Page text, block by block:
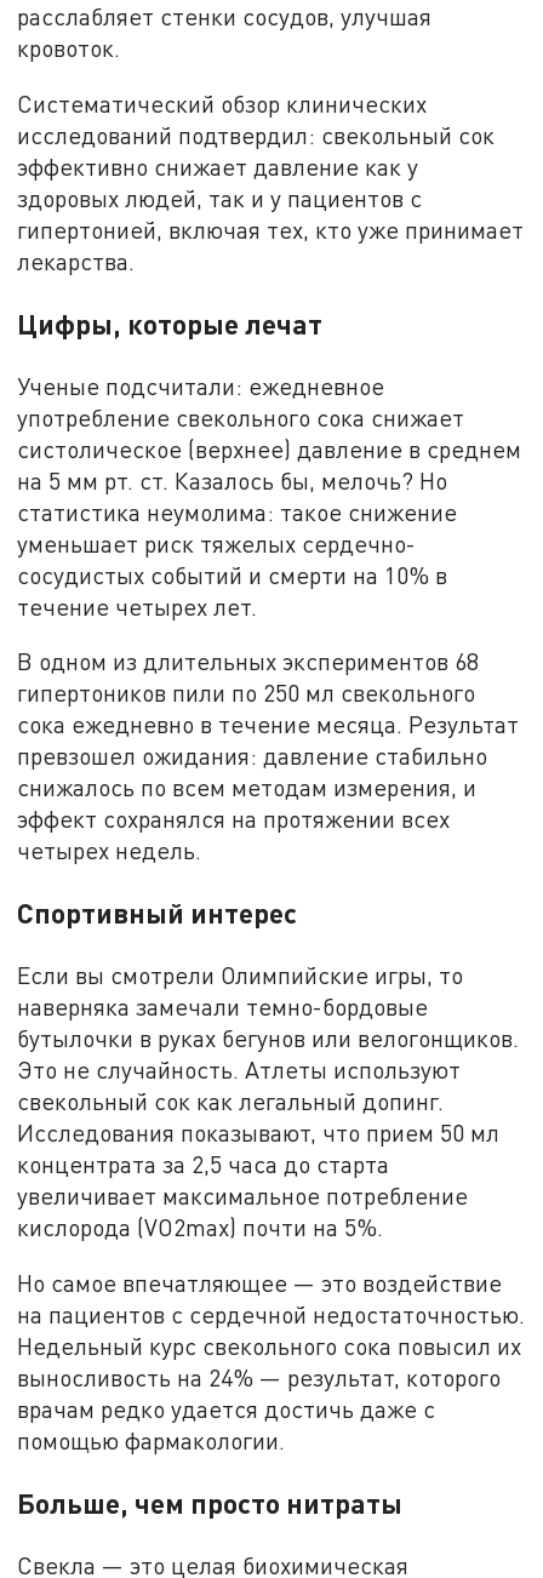
расслабляет стенки сосудов, улучшая
кровоток.
Систематический обзор клинических
исследований подтвердил: свекольный сок
эффективно снижает давление как у
здоровых людей, так и у пациентов с
гипертонией, включая тех, кто уже принимает
лекарства.
Цифры, которые лечат
Ученые подсчитали: ежедневное
употребление свекольного сока снижает
систолическое (верхнее) давление в среднем
на 5 мм рт. ст. Казалось бы, мелочь? Но
статистика неумолима: такое снижение
уменьшает риск тяжелых сердечно-
сосудистых событий и смерти на 10% в
течение четырех лет.
В одном из длительных экспериментов 68
гипертоников пили по 250 мл свекольного
сока ежедневно в течение месяца. Результат
превзошел ожидания: давление стабильно
снижалось по всем методам измерения, и
эффект сохранялся на протяжении всех
четырех недель.
Спортивный интерес
Если вы смотрели Олимпийские игры, то
наверняка замечали темно-бордовые
бутылочки в руках бегунов или велогонщиков.
Это не случайность. Атлеты используют
свекольный сок как легальный допинг.
Исследования показывают, что прием 50 мл
концентрата за 2,5 часа до старта
увеличивает максимальное потребление
кислорода (VO2max) почти на 5%.
Но самое впечатляющее — это воздействие
на пациентов с сердечной недостаточностью.
Недельный курс свекольного сока повысил их
выносливость на 24% — результат, которого
врачам редко удается достичь даже с
помощью фармакологии.
Больше, чем просто нитраты
Свекла — это целая биохимическая